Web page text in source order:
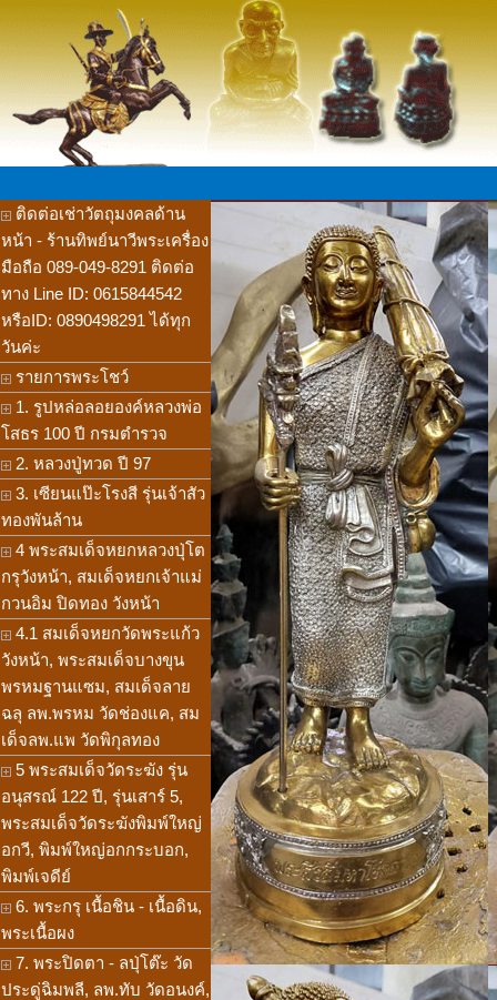
ติดต่อเช่าวัตถุมงคลด้าน
หน้า - ร้านทิพย์นาวีพระเครื่อง
มือถือ 089-049-8291 ติดต่อ
ทาง Line ID: 0615844542
หรือID: 0890498291 ได้ทุก
วันค่ะ
รายการพระโชว์
1. รูปหล่อลอยองค์หลวงพ่อ
โสธร 100 ปี กรมตำรวจ
2. หลวงปู่ทวด ปี 97
3. เซียนแป๊ะโรงสี รุ่นเจ้าสัว
ทองพันล้าน
4 พระสมเด็จหยกหลวงปุ่โต
กรุวังหน้า, สมเด็จหยกเจ้าแม่
กวนอิม ปิดทอง วังหน้า
4.1 สมเด็จหยกวัดพระแก้ว
วังหน้า, พระสมเด็จบางขุน
พรหมฐานแซม, สมเด็จลาย
ฉลุ ลพ.พรหม วัดช่องแค, สม
เด็จลพ.แพ วัดพิกุลทอง
5 พระสมเด็จวัดระฆัง รุ่น
อนุสรณ์ 122 ปี, รุ่นเสาร์ 5,
พระสมเด็จวัดระฆังพิมพ์ใหญ่
อกวี, พิมพ์ใหญ่อกกระบอก,
พิมพ์เจดีย์
6. พระกรุ เนื้อชิน - เนื้อดิน,
พระเนื้อผง
7. พระปิดตา - ลปุ่โต๊ะ วัด
ประดู่ฉิมพลี, ลพ.ทับ วัดอนงค์,